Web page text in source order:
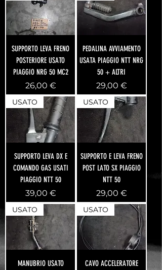
SUPPORTO LEVA FRENO
POSTERIORE USATO
PIAGGIO NRG 50 MC2
Prezzo
26,00 €
PEDALINA AVVIAMENTO
USATA PIAGGIO NTT NRG
50 + ALTRI
Prezzo
29,00 €
USATO
SUPPORTO LEVA DX E
COMANDO GAS USATI
PIAGGIO NTT 50
Prezzo
39,00 €
USATO
SUPPORTO E LEVA FRENO
POST LATO SX PIAGGIO
NTT 50
Prezzo
29,00 €
USATO
MANUBRIO USATO
USATO
CAVO ACCELERATORE